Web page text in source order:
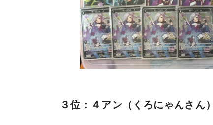
３位：４アン（くろにゃんさん）